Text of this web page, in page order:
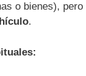
o bienes), pero
.